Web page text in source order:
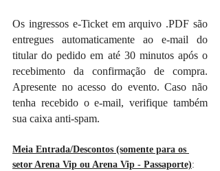
Os ingressos e-Ticket em arquivo .PDF são
entregues automaticamente ao e-mail do
titular do pedido em até 30 minutos após o
recebimento da confirmação de compra.
Apresente no acesso do evento. Caso não
tenha recebido o e-mail, verifique também
sua caixa anti-spam.
Meia Entrada/Descontos (somente para os
setor Arena Vip ou Arena Vip - Passaporte):